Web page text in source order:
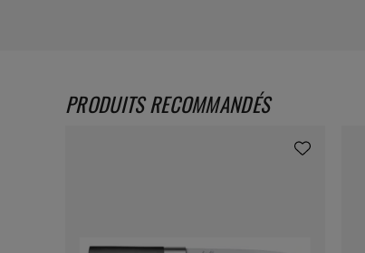
PRODUITS RECOMMANDÉS